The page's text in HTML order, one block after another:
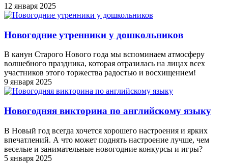
12 января 2025
Новогодние утренники у дошкольников
В канун Старого Нового года мы вспоминаем атмосферу
волшебного праздника, которая отразилась на лицах всех
участников этого торжества радостью и восхищением!
9 января 2025
Новогодняя викторина по английскому языку
В Новый год всегда хочется хорошего настроения и ярких
впечатлений. А что может поднять настроение лучше, чем
веселые и занимательные новогодние конкурсы и игры?
5 января 2025